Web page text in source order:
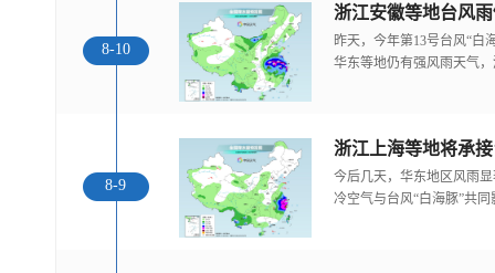
8-10
浙江安徽等地台风
昨天，今年第13号台风“白
华东等地仍有强风雨天气
8-9
浙江上海等地将承
今后几天，华东地区风雨
冷空气与台风“白海豚”共